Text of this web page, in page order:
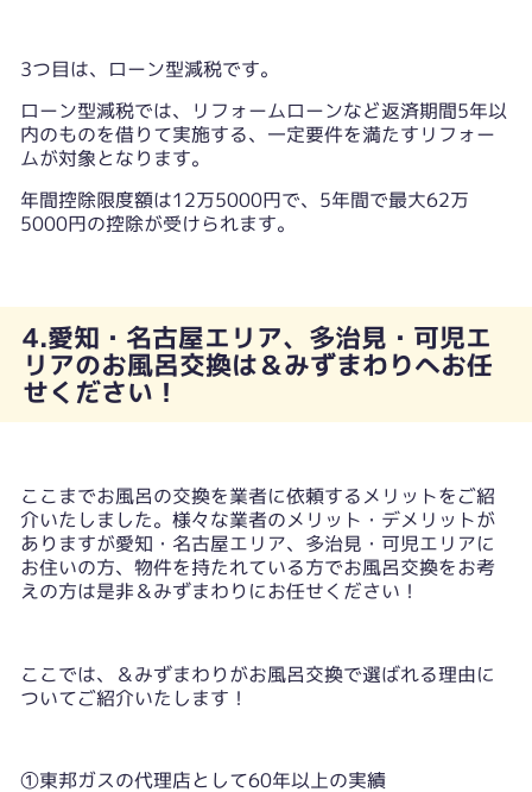
3つ目は、ローン型減税です。
ローン型減税では、リフォームローンなど返済期間5年以
内のものを借りて実施する、一定要件を満たすリフォー
ムが対象となります。
年間控除限度額は12万5000円で、5年間で最大62万
5000円の控除が受けられます。
4.愛知・名古屋エリア、多治見・可児エ
リアのお風呂交換は＆みずまわりへお任
せください！
ここまでお風呂の交換を業者に依頼するメリットをご紹
介いたしました。様々な業者のメリット・デメリットが
ありますが愛知・名古屋エリア、多治見・可児エリアに
お住いの方、物件を持たれている方でお風呂交換をお考
えの方は是非＆みずまわりにお任せください！
ここでは、＆みずまわりがお風呂交換で選ばれる理由に
ついてご紹介いたします！
①東邦ガスの代理店として60年以上の実績